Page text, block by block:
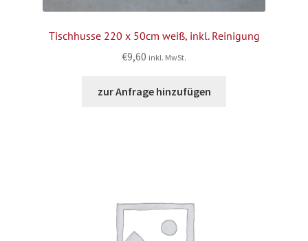
Tischhusse 220 x 50cm weiß, inkl. Reinigung
€9,60 inkl. MwSt.
zur Anfrage hinzufügen